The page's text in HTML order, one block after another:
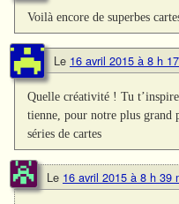
Voilà encore de superbes
Le 16 avril 2015 à 8 h
Quelle créativité ! Tu
tienne, pour notre plus grand
séries de cartes
Le 16 avril 2015 à 8 h 39